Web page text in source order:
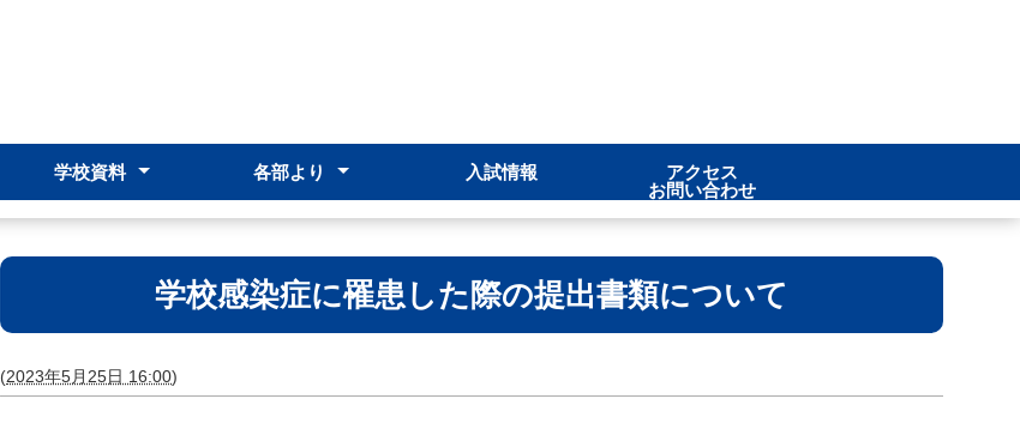
学校資料
学校要覧
学校評価・評議委員会
内規
台風襲来時の対応について
いじめ防止対策基本方針
学校の部活動に係る活動方針
各部より
進路指導部
生徒支援部
事務部
保健室
入試情報
アクセス
お問い合わせ
学校感染症に罹患した際の提出書類について
(2023年5月25日 16:00)